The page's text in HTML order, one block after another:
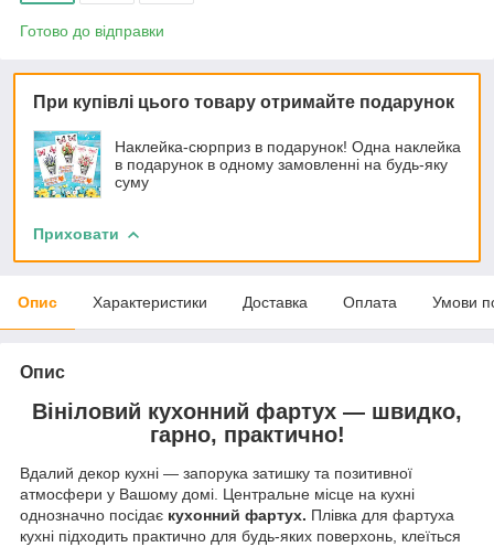
Готово до відправки
При купівлі цього товару отримайте подарунок
Наклейка-сюрприз в подарунок! Одна наклейка
в подарунок в одному замовленні на будь-яку
суму
Приховати
Опис Характеристики Доставка Оплата Умови
Опис
Вініловий кухонний фартух — швидко,
гарно, практично!
Вдалий декор кухні — запорука затишку та позитивної
атмосфери у Вашому домі. Центральне місце на кухні
однозначно посідає кухонний фартух. Плівка для фартуха
кухні підходить практично для будь-яких поверхонь, клеїться